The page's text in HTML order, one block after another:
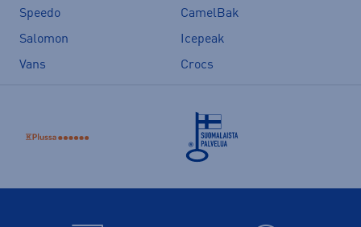
Speedo
CamelBak
Salomon
Icepeak
Vans
Crocs